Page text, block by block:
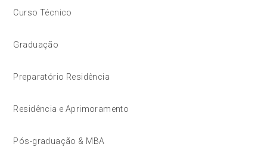
Curso Técnico
Graduação
Preparatório Residência
Residência e Aprimoramento
Pós-graduação & MBA